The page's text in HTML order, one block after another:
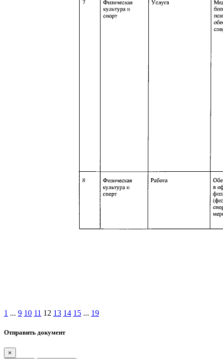
1 ... 9 10 11 12 13 14 15 ... 19
Отправить документ
×